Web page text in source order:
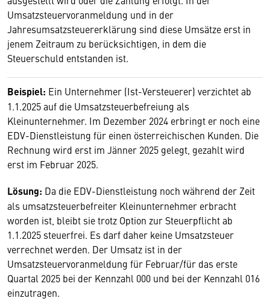
Umsatzsteuervoranmeldung und in der
Jahresumsatzsteuererklärung sind diese Umsätze erst in
jenem Zeitraum zu berücksichtigen, in dem die
Steuerschuld entstanden ist.
Beispiel: Ein Unternehmer (Ist-Versteuerer) verzichtet ab
1.1.2025 auf die Umsatzsteuerbefreiung als
Kleinunternehmer. Im Dezember 2024 erbringt er noch eine
EDV-Dienstleistung für einen österreichischen Kunden. Die
Rechnung wird erst im Jänner 2025 gelegt, gezahlt wird
erst im Februar 2025.
Lösung: Da die EDV-Dienstleistung noch während der Zeit
als umsatzsteuerbefreiter Kleinunternehmer erbracht
worden ist, bleibt sie trotz Option zur Steuerpflicht ab
1.1.2025 steuerfrei. Es darf daher keine Umsatzsteuer
verrechnet werden. Der Umsatz ist in der
Umsatzsteuervoranmeldung für Februar/für das erste
Quartal 2025 bei der Kennzahl 000 und bei der Kennzahl 016
einzutragen.